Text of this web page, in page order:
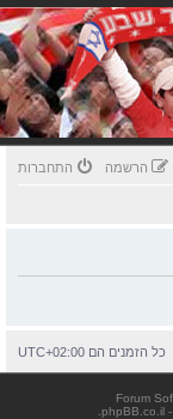
התחברות הרשמה
כל הזמנים הם UTC+02:00